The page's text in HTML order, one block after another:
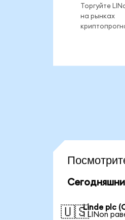
Торгуйте
на рынках
🇺🇸Linde plc
1 LINon